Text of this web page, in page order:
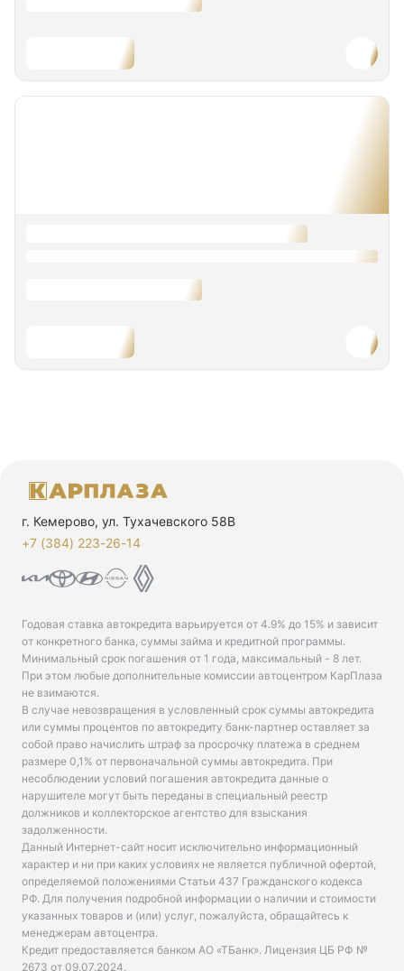
г. Кемерово, ул. Тухачевского 58В
+7 (384) 223-26-14‬
Годовая ставка автокредита варьируется от 4.9% до 15% и зависит
от конкретного банка, суммы займа и кредитной программы.
Минимальный срок погашения от 1 года, максимальный - 8 лет.
При этом любые дополнительные комиссии автоцентром КарПлаза
не взимаются.
В случае невозвращения в условленный срок суммы автокредита
или суммы процентов по автокредиту банк-партнер оставляет за
собой право начислить штраф за просрочку платежа в среднем
размере 0,1% от первоначальной суммы автокредита. При
несоблюдении условий погашения автокредита данные о
нарушителе могут быть переданы в специальный реестр
должников и коллекторское агентство для взыскания
задолженности.
Данный Интернет-сайт носит исключительно информационный
характер и ни при каких условиях не является публичной офертой,
определяемой положениями Статьи 437 Гражданского кодекса
РФ. Для получения подробной информации о наличии и стоимости
указанных товаров и (или) услуг, пожалуйста, обращайтесь к
менеджерам автоцентра.
Кредит предоставляется банком АО «ТБанк». Лицензия ЦБ РФ №
2673 от 09.07.2024.